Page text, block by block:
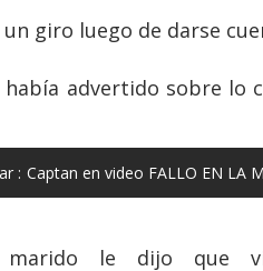
giro luego de darse
había advertido sobre lo
: Captan en video FALLO EN LA
le dijo que